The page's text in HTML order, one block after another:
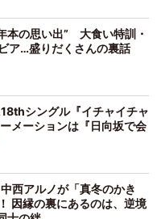
本の思い出” 大食い特訓・
ア…盛りだくさんの裏話
シングル『イチャイチャ
メーションは『日向坂で会
西アルノが「真冬のかき
因縁の裏にあるのは、逆境